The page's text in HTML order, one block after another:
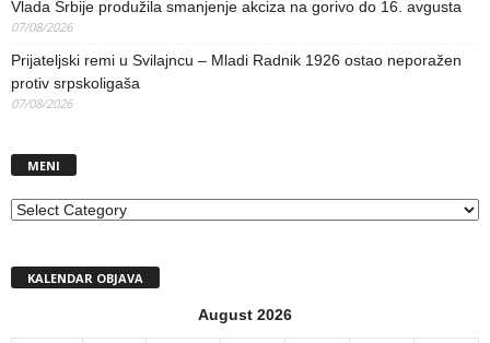
Vlada Srbije produžila smanjenje akciza na gorivo do 16. avgusta
07/08/2026
Prijateljski remi u Svilajncu – Mladi Radnik 1926 ostao neporažen
protiv srpskoligaša
07/08/2026
MENI
MENI
KALENDAR OBJAVA
August 2026